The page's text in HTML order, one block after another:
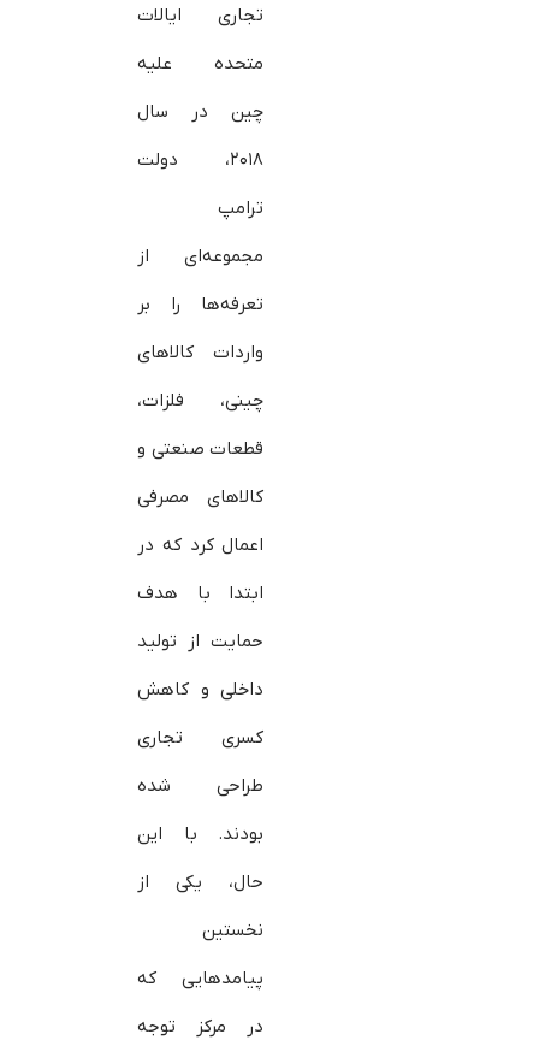
تجاری ایالات
متحده علیه
چین در سال
۲۰۱۸، دولت
ترامپ
مجموعه‌ای از
تعرفه‌ها را بر
واردات کالاهای
چینی، فلزات،
قطعات صنعتی و
کالاهای مصرفی
اعمال کرد که در
ابتدا با هدف
حمایت از تولید
داخلی و کاهش
کسری تجاری
طراحی شده
بودند. با این
حال، یکی از
نخستین
پیامدهایی که
در مرکز توجه